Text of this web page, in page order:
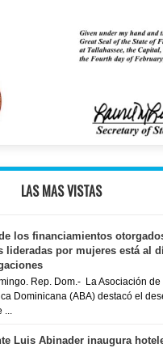
LAS MAS VISTAS
los financiamientos
lideradas por mujeres está al
Rep. Dom.- La Asociación de
Dominicana (ABA) destacó el
Luis Abinader inaugura